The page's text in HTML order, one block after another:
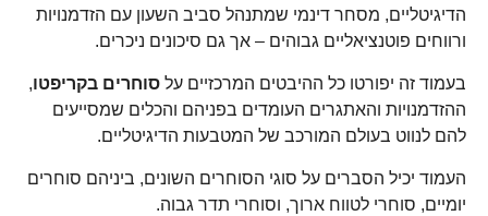
הדיגיטליים, מסחר דינמי שמתנהל סביב השעון עם הזדמנויות
ורווחים פוטנציאליים גבוהים – אך גם סיכונים ניכרים.
בעמוד זה יפורטו כל ההיבטים המרכזיים על סוחרים בקריפטו,
ההזדמנויות והאתגרים העומדים בפניהם והכלים שמסייעים
להם לנווט בעולם המורכב של המטבעות הדיגיטליים.
העמוד יכיל הסברים על סוגי הסוחרים השונים, ביניהם סוחרים
יומיים, סוחרי לטווח ארוך, וסוחרי תדר גבוה.